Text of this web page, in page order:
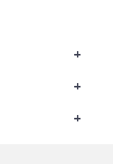
+
+
+